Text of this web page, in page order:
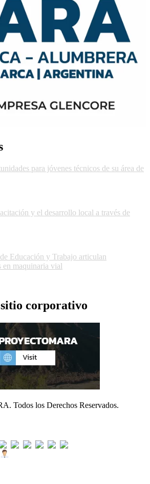
para jóvenes técnicos de su área de
y el desarrollo local a través de
Educación y Trabajo articulan
en maquinaria vial
corporativo
Todos los Derechos Reservados.